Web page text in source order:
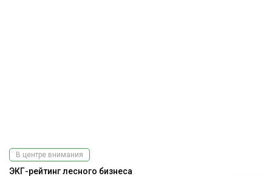
В центре внимания
ЭКГ-рейтинг лесного бизнеса